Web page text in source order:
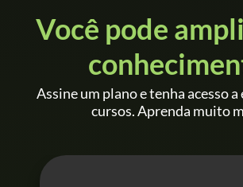
Você pode
Assine um plano e tenha acesso
cursos. Aprenda muito